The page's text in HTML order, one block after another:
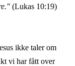
(Lukas 10:19)
ikke taler om
vi har fått over